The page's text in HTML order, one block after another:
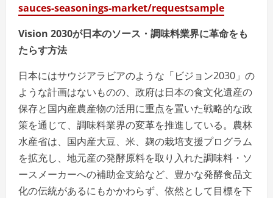
sauces-seasonings-market/requestsample
Vision 2030が日本のソース・調味料業界に革命をも
たらす方法
日本にはサウジアラビアのような「ビジョン2030」の
ような計画はないものの、政府は日本の食文化遺産の
保存と国内産農産物の活用に重点を置いた戦略的な政
策を通じて、調味料業界の変革を推進している。農林
水産省は、国内産大豆、米、麹の栽培支援プログラム
を拡充し、地元産の発酵原料を取り入れた調味料・ソ
ースメーカーへの補助金支給など、豊かな発酵食品文
化の伝統があるにもかかわらず、依然として目標を下